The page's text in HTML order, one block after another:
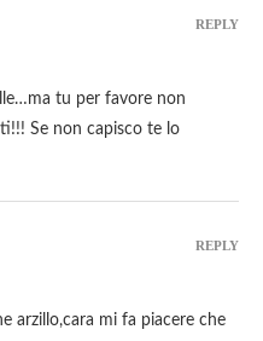
tu per favore non
Se non capisco te lo
REPLY
arzillo,cara mi fa piacere che
REPLY